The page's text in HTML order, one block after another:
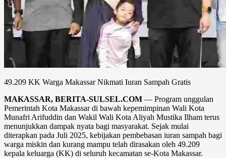
49.209 KK Warga Makassar Nikmati Iuran Sampah Gratis
MAKASSAR, BERITA-SULSEL.COM — Program unggulan
Pemerintah Kota Makassar di bawah kepemimpinan Wali Kota
Munafri Arifuddin dan Wakil Wali Kota Aliyah Mustika Ilham terus
menunjukkan dampak nyata bagi masyarakat. Sejak mulai
diterapkan pada Juli 2025, kebijakan pembebasan iuran sampah bagi
warga miskin dan kurang mampu telah dirasakan oleh 49.209
kepala keluarga (KK) di seluruh kecamatan se-Kota Makassar.